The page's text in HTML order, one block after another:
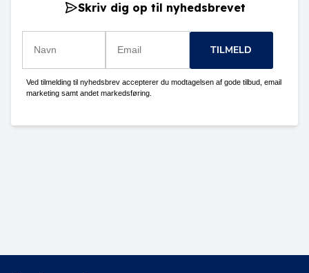
Skriv dig op til nyhedsbrevet
TILMELD
Ved tilmelding til nyhedsbrev accepterer du modtagelsen af gode tilbud, email
marketing samt andet markedsføring.